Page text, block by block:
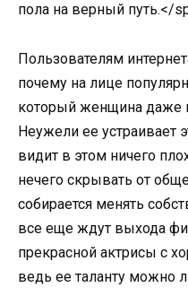
пола на верный путь.</
Пользователям
почему на лице
который женщина даже
Неужели ее устраивает
видит в этом ничего
нечего скрывать от
собирается менять
все еще ждут выхода
прекрасной актрисы с
ведь ее таланту можно